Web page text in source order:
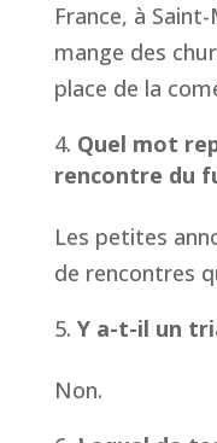
France, à
mange des
place de la
Quel mot
rencontre du
Les petites
de rencontres
Y a-t-il un
Non.